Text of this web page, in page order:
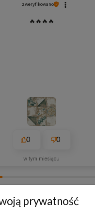
zweryfikowano
🔥🔥🔥🔥
0 0
w tym miesiącu
prywatność